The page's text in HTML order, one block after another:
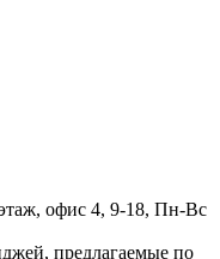
офис 4, 9-18, Пн-Вс
предлагаемые по